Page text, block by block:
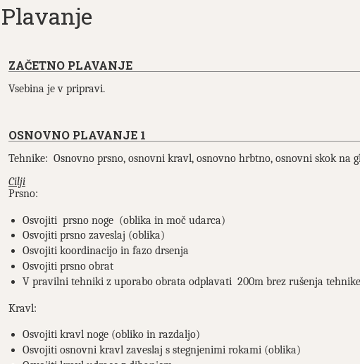
Plavanje
ZAČETNO PLAVANJE
Vsebina je v pripravi.
OSNOVNO PLAVANJE 1
Tehnike: Osnovno prsno, osnovni kravl, osnovno hrbtno, osnovni skok na
Cilji
Prsno:
Osvojiti prsno noge (oblika in moč udarca)
Osvojiti prsno zaveslaj (oblika)
Osvojiti koordinacijo in fazo drsenja
Osvojiti prsno obrat
V pravilni tehniki z uporabo obrata odplavati 200m brez rušenja tehnike
Kravl:
Osvojiti kravl noge (obliko in razdaljo)
Osvojiti osnovni kravl zaveslaj s stegnjenimi rokami (oblika)